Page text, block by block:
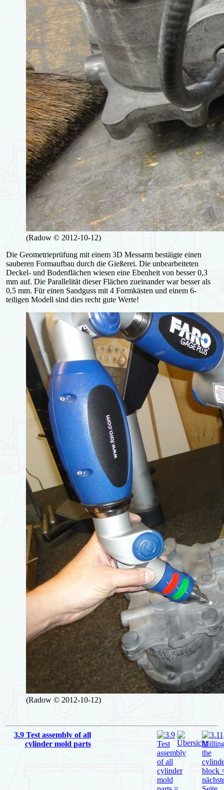
(Radow © 2012-10-12)
Die Geometrieprüfung mit einem 3D Messarm bestäigte einen
sauberen Formaufbau durch die Gießerei. Die unbearbeiteten
Deckel- und Bodenflächen wiesen eine Ebenheit von besser 0,3
mm auf. Die Parallelität dieser Flächen zueinander war besser als
0,5 mm. Für einen Sandguss mit 4 Formkästen und einem 6-
teiligen Modell sind dies recht gute Werte!
(Radow © 2012-10-12)
3.9 Test assembly of all
cylinder mold parts